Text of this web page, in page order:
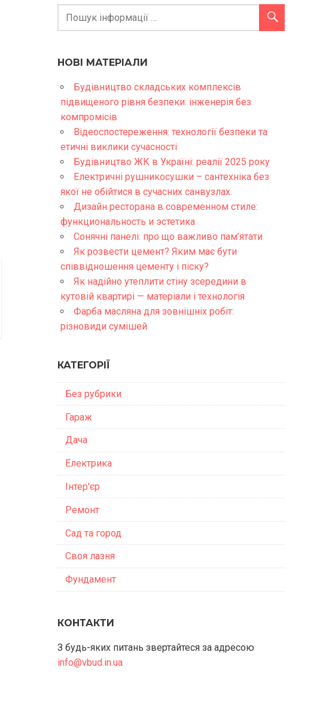
НОВІ МАТЕРІАЛИ
Будівництво складських комплексів
підвищеного рівня безпеки: інженерія без
компромісів
Відеоспостереження: технології безпеки та
етичні виклики сучасності
Будівництво ЖК в Україні: реалії 2025 року
Електричні рушникосушки – сантехніка без
якої не обійтися в сучасних санвузлах.
Дизайн ресторана в современном стиле:
функциональность и эстетика
Сонячні панелі: про що важливо пам’ятати
Як розвести цемент? Яким має бути
співвідношення цементу і піску?
Як надійно утеплити стіну зсередини в
кутовій квартирі — матеріали і технологія
Фарба масляна для зовнішніх робіт:
різновиди сумішей
КАТЕГОРІЇ
Без рубрики
Гараж
Дача
Електрика
Інтер'єр
Ремонт
Сад та город
Своя лазня
Фундамент
КОНТАКТИ
З будь-яких питань звертайтеся за адресою
info@vbud.in.ua